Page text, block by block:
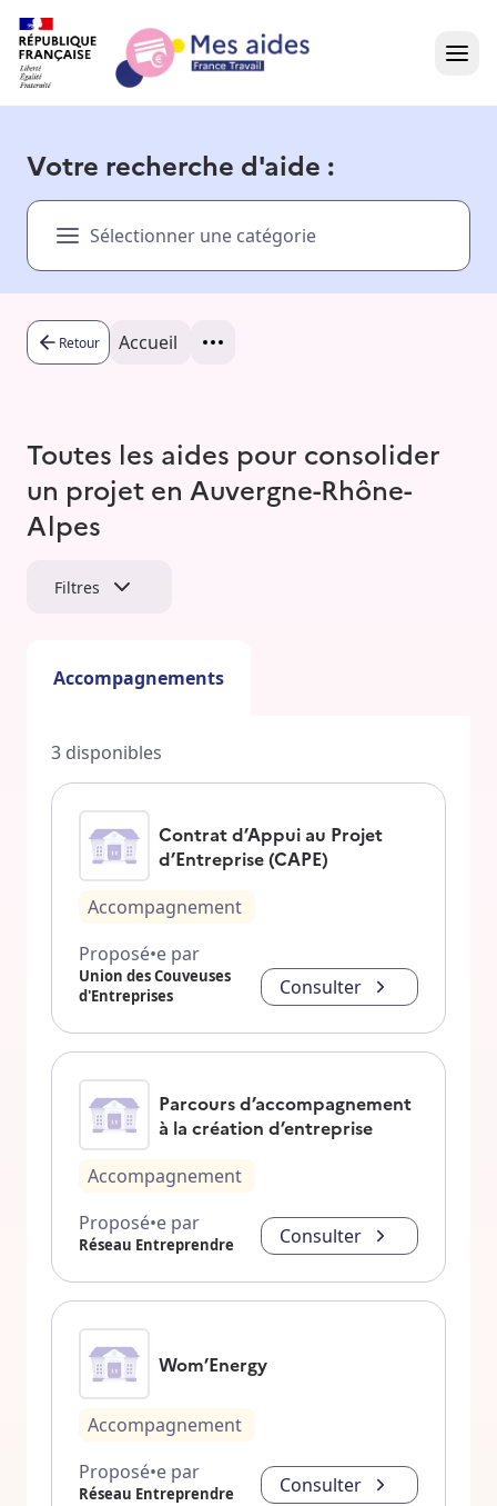
Présentation vidéo
Besoin d'aide ?
Votre recherche d'aide :
Sélectionner une catégorie
Retour Accueil
Toutes les aides pour consolider
un projet en Auvergne-Rhône-
Alpes
Filtres
Accompagnements
3 disponibles
Contrat d’Appui au Projet
d’Entreprise (CAPE)
Accompagnement
Proposé•e par
Union des Couveuses
d'Entreprises
Consulter
Parcours d’accompagnement
à la création d’entreprise
Accompagnement
Proposé•e par
Réseau Entreprendre Consulter
Wom’Energy
Accompagnement
Proposé•e par
Réseau Entreprendre Consulter